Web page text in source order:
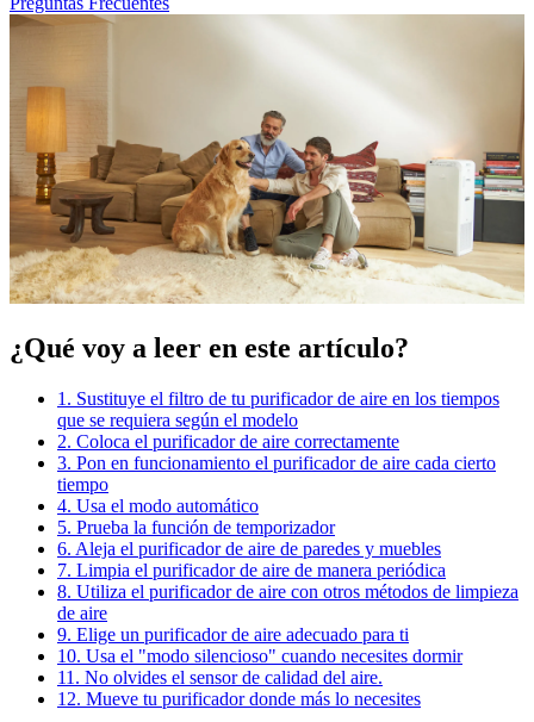
¿Qué voy a leer en este artículo?
1. Sustituye el filtro de tu purificador de aire en los tiempos
que se requiera según el modelo
2. Coloca el purificador de aire correctamente
3. Pon en funcionamiento el purificador de aire cada cierto
tiempo
4. Usa el modo automático
5. Prueba la función de temporizador
6. Aleja el purificador de aire de paredes y muebles
7. Limpia el purificador de aire de manera periódica
8. Utiliza el purificador de aire con otros métodos de limpieza
de aire
9. Elige un purificador de aire adecuado para ti
10. Usa el "modo silencioso" cuando necesites dormir
11. No olvides el sensor de calidad del aire.
12. Mueve tu purificador donde más lo necesites